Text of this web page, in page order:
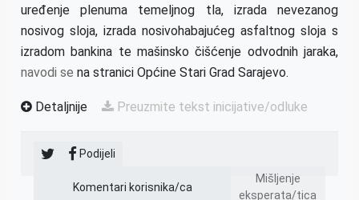
uređenje plenuma temeljnog tla, izrada nevezanog
nosivog sloja, izrada nosivohabajućeg asfaltnog sloja s
izradom bankina te mašinsko čišćenje odvodnih jaraka,
navodi se na stranici Općine Stari Grad Sarajevo.
Detaljnije Preuzmite tekst inicijative/odluke
Podijeli
Mišljenje